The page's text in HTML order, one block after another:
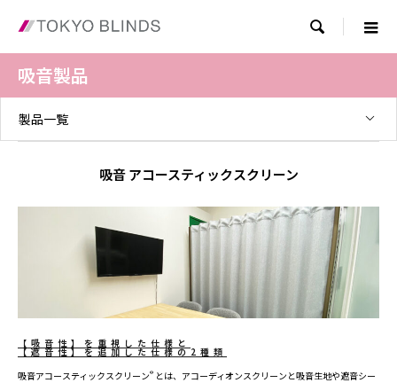

吸音製品
製品一覧
吸音 アコースティックスクリーン
【吸音性】を重視した仕様と
【遮音性】を追加した仕様の2種類
吸音アコースティックスクリーン® とは、アコーディオンスクリーンと吸音生地や遮音シー